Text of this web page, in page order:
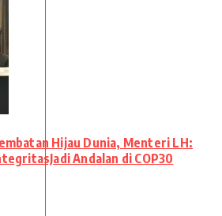
Hijau Dunia, Menteri LH:
Andalan di COP30